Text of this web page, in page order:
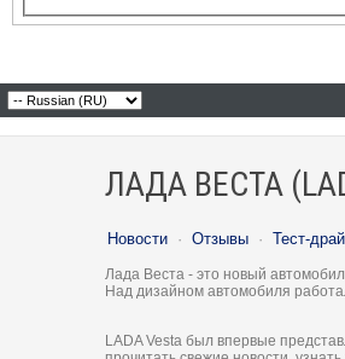
ЛАДА ВЕСТА
Новости · Отзывы · Тест-
Лада Веста - это новый
Над дизайном автомобиля
LADA Vesta был впервые